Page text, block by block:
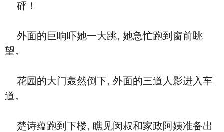
砰！
外面的巨响吓她一大跳, 她急忙跑到窗前眺
望。
花园的大门轰然倒下, 外面的三道人影进入车
道。
楚诗蕴跑到下楼, 瞧见闵叔和家政阿姨准备出